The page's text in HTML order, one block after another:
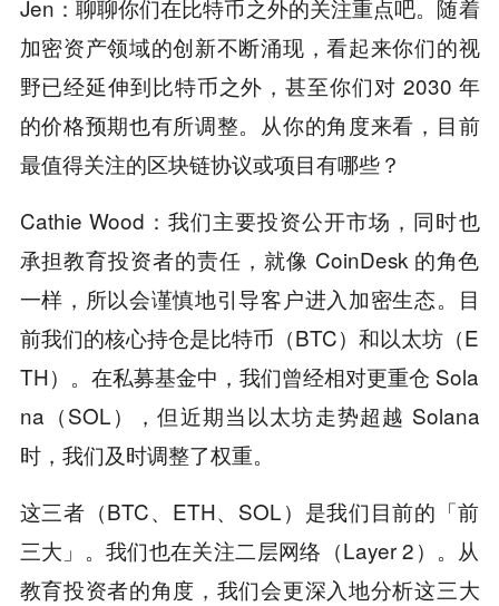
Jen：聊聊你们在比特币之外的关注重点吧。随着
加密资产领域的创新不断涌现，看起来你们的视
野已经延伸到比特币之外，甚至你们对 2030 年
的价格预期也有所调整。从你的角度来看，目前
最值得关注的区块链协议或项目有哪些？
Cathie Wood：我们主要投资公开市场，同时也
承担教育投资者的责任，就像 CoinDesk 的角色
一样，所以会谨慎地引导客户进入加密生态。目
前我们的核心持仓是比特币（BTC）和以太坊（E
TH）。在私募基金中，我们曾经相对更重仓 Sola
na（SOL），但近期当以太坊走势超越 Solana
时，我们及时调整了权重。
这三者（BTC、ETH、SOL）是我们目前的「前
三大」。我们也在关注二层网络（Layer 2）。从
教育投资者的角度，我们会更深入地分析这三大